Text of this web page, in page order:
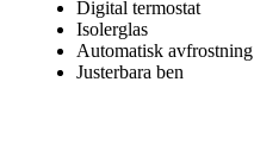
Digital termostat
Isolerglas
Automatisk avfrostning
Justerbara ben